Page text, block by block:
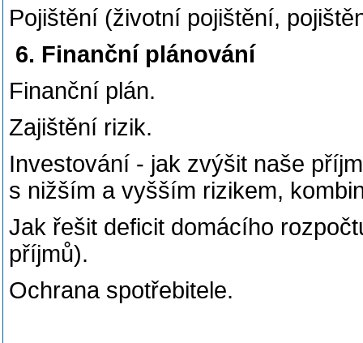
Pojištění (životní pojištění,
6. Finanční plánování
Finanční plán.
Zajištění rizik.
Investování - jak zvýšit naše
s nižším a vyšším rizikem,
Jak řešit deficit domácího
příjmů).
Ochrana spotřebitele.